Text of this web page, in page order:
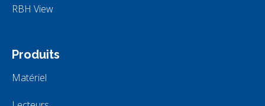
RBH View
Produits
Matériel